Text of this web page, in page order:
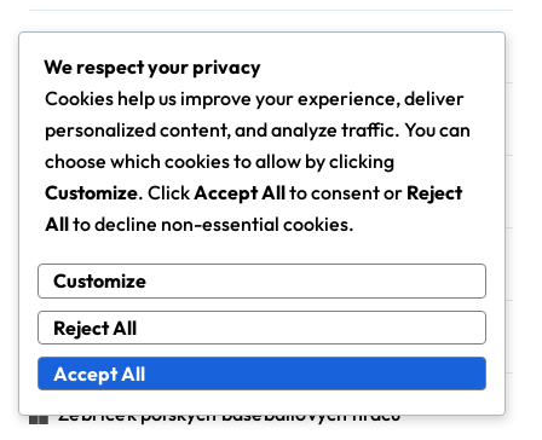
Žebříček japonských baseballových hráčů
Žebříček korejských baseballových hráčů
Žebříček maďarských baseballových hráčů
Žebříček německých baseballových hráčů
Žebříček polských baseballových hráčů
We respect your privacy
Cookies help us improve your experience, deliver
personalized content, and analyze traffic. You can
choose which cookies to allow by clicking
Customize. ClickAccept Allto consent or Reject
Allto decline non-essential cookies.
Customize
Reject All
Accept All